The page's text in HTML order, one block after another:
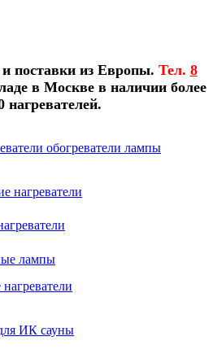
поставки из Европы. Тел. 8
в Москве в наличии более
нагревателей.
обогреватели лампы
нагреватели
лампы
ИК сауны